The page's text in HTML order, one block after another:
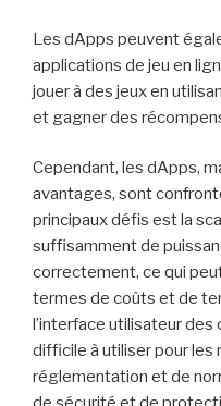
Les dApps peuvent
applications de jeu en
jouer à des jeux en
et gagner des
Cependant, les dApps,
avantages, sont
principaux défis est la
suffisamment de
correctement, ce qui
termes de coûts et de
l’interface utilisateur
difficile à utiliser pour les
réglementation et de